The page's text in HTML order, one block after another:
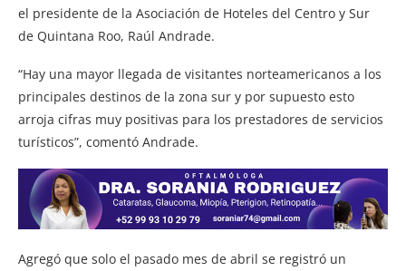
el presidente de la Asociación de Hoteles del Centro y Sur
de Quintana Roo, Raúl Andrade.
“Hay una mayor llegada de visitantes norteamericanos a los
principales destinos de la zona sur y por supuesto esto
arroja cifras muy positivas para los prestadores de servicios
turísticos”, comentó Andrade.
Agregó que solo el pasado mes de abril se registró un